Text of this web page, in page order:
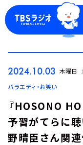
ログイン
2024.10.03 木曜日
バラエティ・お笑い
『HOSONO
予習がてらに
野晴臣さん関